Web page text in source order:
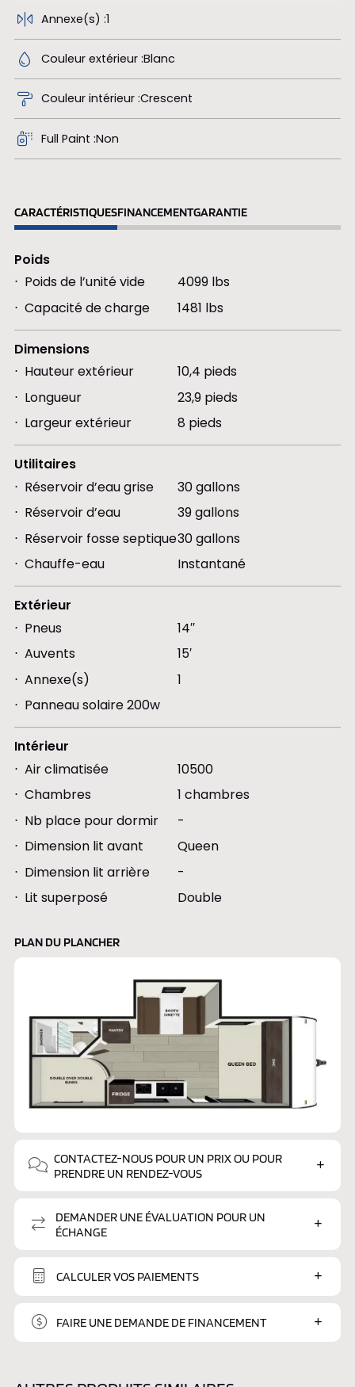
Annexe(s) 1
Couleur extérieur Blanc
Couleur intérieur Crescent
Full Paint Non
CARACTÉRISTIQUESFINANCEMENTGARANTIE
Poids
Poids de l’unité vide
4099 lbs
Capacité de charge
1481 lbs
Dimensions
Hauteur extérieur
10,4 pieds
Longueur
23,9 pieds
Largeur extérieur
8 pieds
Utilitaires
Réservoir d’eau grise
30 gallons
Réservoir d’eau
39 gallons
Réservoir fosse septique30 gallons
Chauffe-eau
Instantané
Extérieur
Pneus
14′′
Auvents
15′
Annexe(s)
1
Panneau solaire 200w
Intérieur
Air climatisée
10500
Chambres
1 chambres
Nb place pour dormir
-
Dimension lit avant
Queen
Dimension lit arrière
-
Lit superposé
Double
PLAN DU PLANCHER
CONTACTEZ-NOUS POUR UN PRIX OU POUR
PRENDRE UN RENDEZ-VOUS
DEMANDER UNE ÉVALUATION POUR UN
ÉCHANGE
CALCULER VOS PAIEMENTS
FAIRE UNE DEMANDE DE FINANCEMENT